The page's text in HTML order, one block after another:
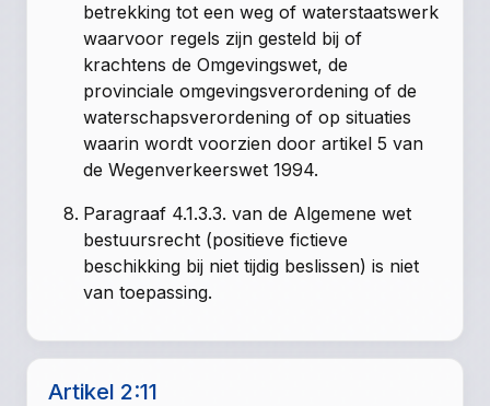
betrekking tot een weg of waterstaatswerk
waarvoor regels zijn gesteld bij of
krachtens de Omgevingswet, de
provinciale omgevingsverordening of de
waterschapsverordening of op situaties
waarin wordt voorzien door artikel 5 van
de Wegenverkeerswet 1994.
Paragraaf 4.1.3.3. van de Algemene wet
bestuursrecht (positieve fictieve
beschikking bij niet tijdig beslissen) is niet
van toepassing.
Artikel 2:11